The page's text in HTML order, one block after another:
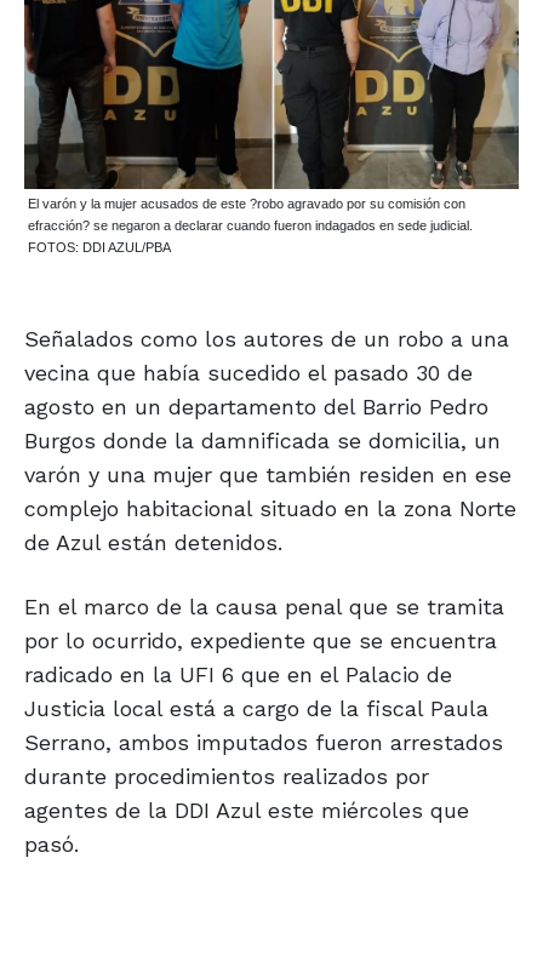
El varón y la mujer acusados de este ?robo agravado por su comisión con
efracción? se negaron a declarar cuando fueron indagados en sede judicial.
FOTOS: DDI AZUL/PBA
Señalados como los autores de un robo a una
vecina que había sucedido el pasado 30 de
agosto en un departamento del Barrio Pedro
Burgos donde la damnificada se domicilia, un
varón y una mujer que también residen en ese
complejo habitacional situado en la zona Norte
de Azul están detenidos.
En el marco de la causa penal que se tramita
por lo ocurrido, expediente que se encuentra
radicado en la UFI 6 que en el Palacio de
Justicia local está a cargo de la fiscal Paula
Serrano, ambos imputados fueron arrestados
durante procedimientos realizados por
agentes de la DDI Azul este miércoles que
pasó.